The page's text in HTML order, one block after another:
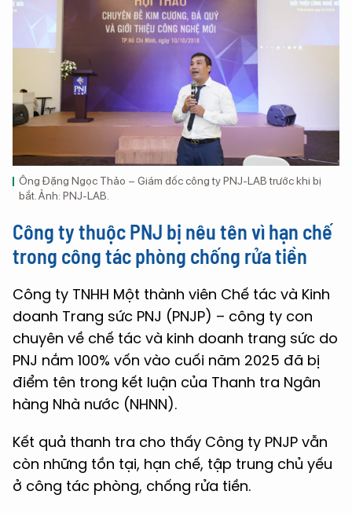
Ông Đặng Ngọc Thảo – Giám đốc công ty PNJ-LAB trước khi bị
bắt. Ảnh: PNJ-LAB.
Công ty thuộc PNJ bị nêu tên vì hạn chế
trong công tác phòng chống rửa tiền
Công ty TNHH Một thành viên Chế tác và Kinh
doanh Trang sức PNJ (PNJP) – công ty con
chuyên về chế tác và kinh doanh trang sức do
PNJ nắm 100% vốn vào cuối năm 2025 đã bị
điểm tên trong kết luận của Thanh tra Ngân
hàng Nhà nước (NHNN).
Kết quả thanh tra cho thấy Công ty PNJP vẫn
còn những tồn tại, hạn chế, tập trung chủ yếu
ở công tác phòng, chống rửa tiền.